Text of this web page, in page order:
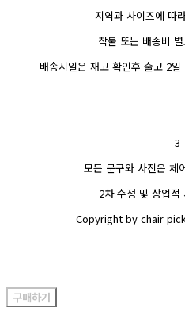
지역과 사이즈에 따
착불 또는 배송비
배송시일은 재고 확인후 출고 2
3
모든 문구와 사진은 체
2차 수정 및 상업적
Copyright by chair
구매하기